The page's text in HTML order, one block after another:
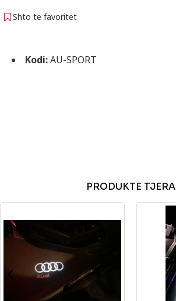
Shto te favoritet
Kodi:AU-SPORT
PRODUKTE TJERA